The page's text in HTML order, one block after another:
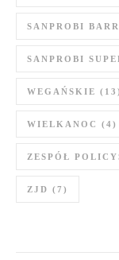
SANPROBI
SANPROBI
WEGAŃSKIE (13)
WIELKANOC (4)
ZESPÓŁ
ZJD (7)